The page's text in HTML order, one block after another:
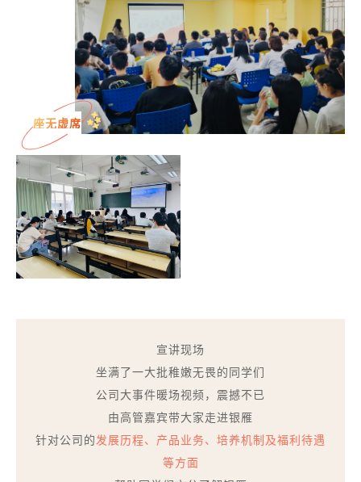
座无虚席
宣讲现场
坐满了一大批稚嫩无畏的同学们
公司大事件暖场视频，震撼不已
由高管嘉宾带大家走进银雁
针对公司的发展历程、产品业务、培养机制及福利待遇
等方面